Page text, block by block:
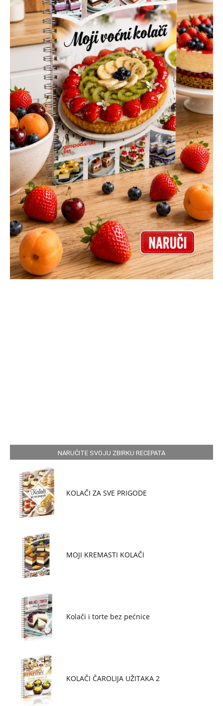
NARUČITE SVOJU ZBIRKU RECEPATA
KOLAČI ZA SVE PRIGODE
MOJI KREMASTI KOLAČI
Kolači i torte bez pećnice
KOLAČI ČAROLIJA UŽITAKA 2